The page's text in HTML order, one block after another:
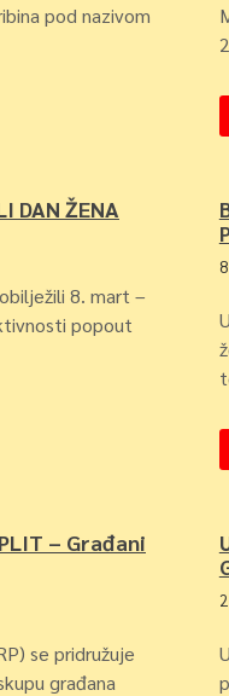
pod nazivom
DAN ŽENA
8. mart –
popout
– Građani
se pridružuje
građana